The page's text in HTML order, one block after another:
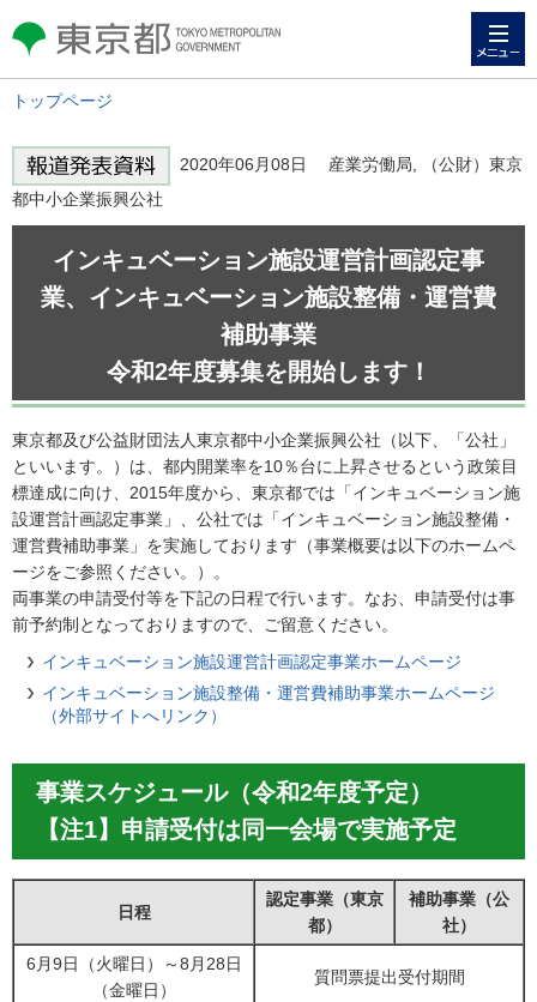
東京都 TOKYO METROPOLITAN
GOVERNMENT
トップページ
2020年06月08日 産業労働局, （公財）東京
都中小企業振興公社
インキュベーション施設運営計画認定事
業、インキュベーション施設整備・運営費
補助事業
令和2年度募集を開始します！
東京都及び公益財団法人東京都中小企業振興公社（以下、「公社」
といいます。）は、都内開業率を10％台に上昇させるという政策目
標達成に向け、2015年度から、東京都では「インキュベーション施
設運営計画認定事業」、公社では「インキュベーション施設整備・
運営費補助事業」を実施しております（事業概要は以下のホームペ
ージをご参照ください。）。
両事業の申請受付等を下記の日程で行います。なお、申請受付は事
前予約制となっておりますので、ご留意ください。
インキュベーション施設運営計画認定事業ホームページ
インキュベーション施設整備・運営費補助事業ホームページ
（外部サイトへリンク）
事業スケジュール（令和2年度予定）
【注1】申請受付は同一会場で実施予定
日程
認定事業（東京
都）
補助事業（公
社）
6月9日（火曜日）～8月28日
（金曜日）
質問票提出受付期間